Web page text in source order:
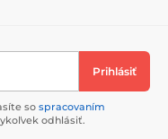
Prihlásiť
so spracovaním
odhlásiť.